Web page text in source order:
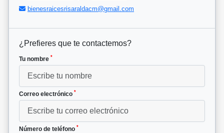
bienesraicesrisaraldacm@gmail.com
¿Prefieres que te contactemos?
Tu nombre *
Correo electrónico *
Número de teléfono *